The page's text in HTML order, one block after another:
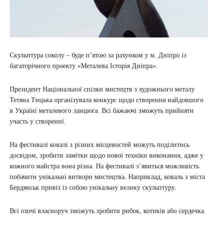
Скульптура соколу – буде п’ятою за рахунком у м. Дніпро із
багаторічного проекту «Металева Історія Дніпра».
Президент Національної спілки мистецтв з художнього металу
Тетяна Тицька організувала конкурс щодо створення найдовшого
в Україні металевого ланцюга. Всі бажаючі зможуть прийняти
участь у створенні.
На фестивалі ковалі з різних місцевостей можуть поділитись
досвідом, зробити замітки щодо нової техніки виконання, адже у
кожного майстра вона різна. На фестивалі з’явиться можливість
побачити унікальні витвори мистецтва. Наприклад, коваль з міста
Бердянськ привіз із собою унікальну велику скульптуру.
Всі охочі власноруч зможуть зробити рибок, котиків або сердечка.